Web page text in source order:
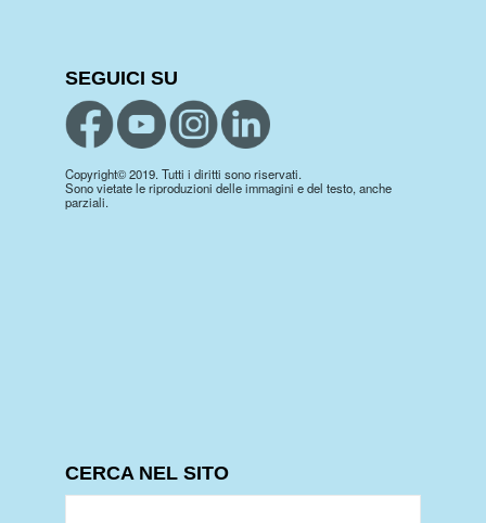
SEGUICI SU
Copyright© 2019. Tutti i diritti sono riservati.
Sono vietate le riproduzioni delle immagini e del testo, anche
parziali.
CERCA NEL SITO